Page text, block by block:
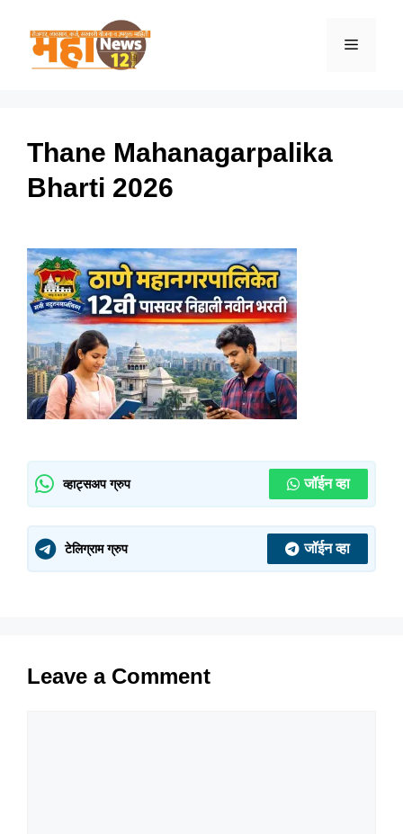
Menu
Thane Mahanagarpalika
Bharti 2026
व्हाट्सअप ग्रुप जॉईन व्हा
टेलिग्राम ग्रुप जॉईन व्हा
Leave a Comment